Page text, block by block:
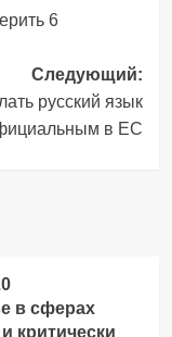
6
Следующий:
русский язык
в ЕС
в сферах
критически